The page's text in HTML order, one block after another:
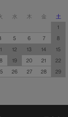
水 木 金
土
1
5 6 7
8
12 13 14
15
19 20 21
22
26 27 28
29